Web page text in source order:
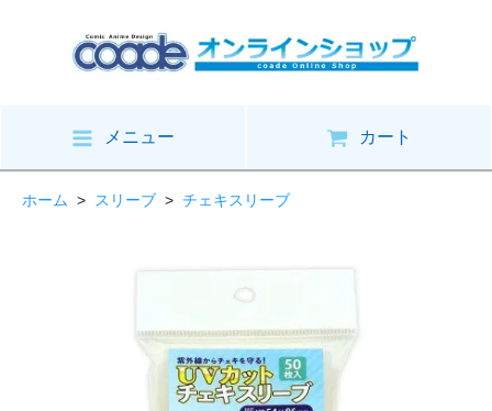
メニュー カート
ホーム > スリーブ > チェキスリーブ